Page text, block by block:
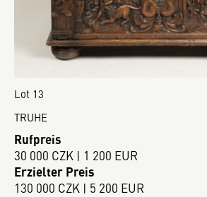
Lot 13
TRUHE
Rufpreis
30 000 CZK | 1 200 EUR
Erzielter Preis
130 000 CZK | 5 200 EUR